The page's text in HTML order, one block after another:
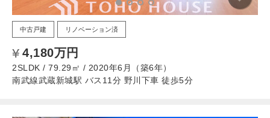
中古戸建 リノベーション済
4,180万円
2SLDK / 79.29㎡ / 2020年6月（築6年）
南武線武蔵新城駅 バス11分 野川下車 徒歩5分